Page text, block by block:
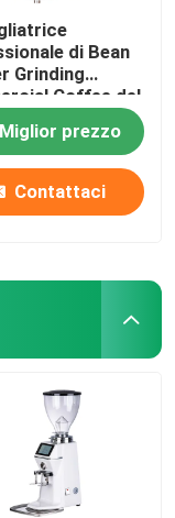
di Bean
Grinding
Coffee del
caffè
Miglior prezzo
Contattaci